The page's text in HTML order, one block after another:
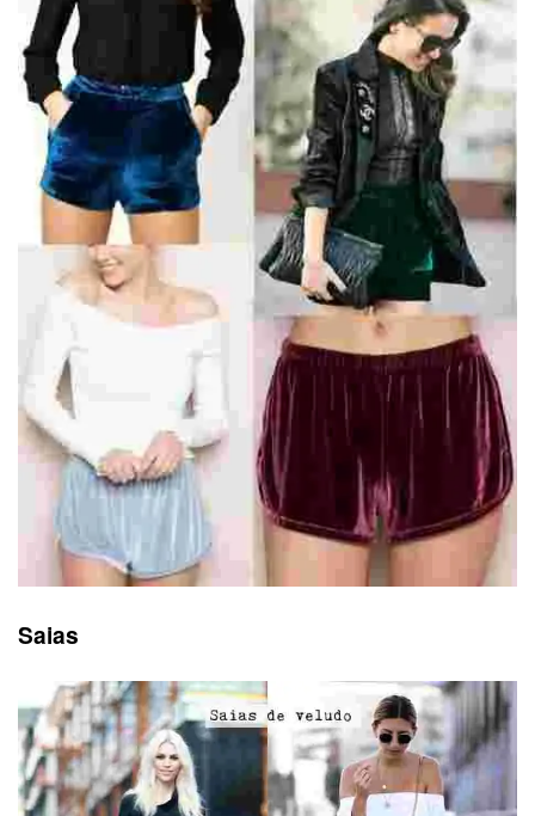
Saias